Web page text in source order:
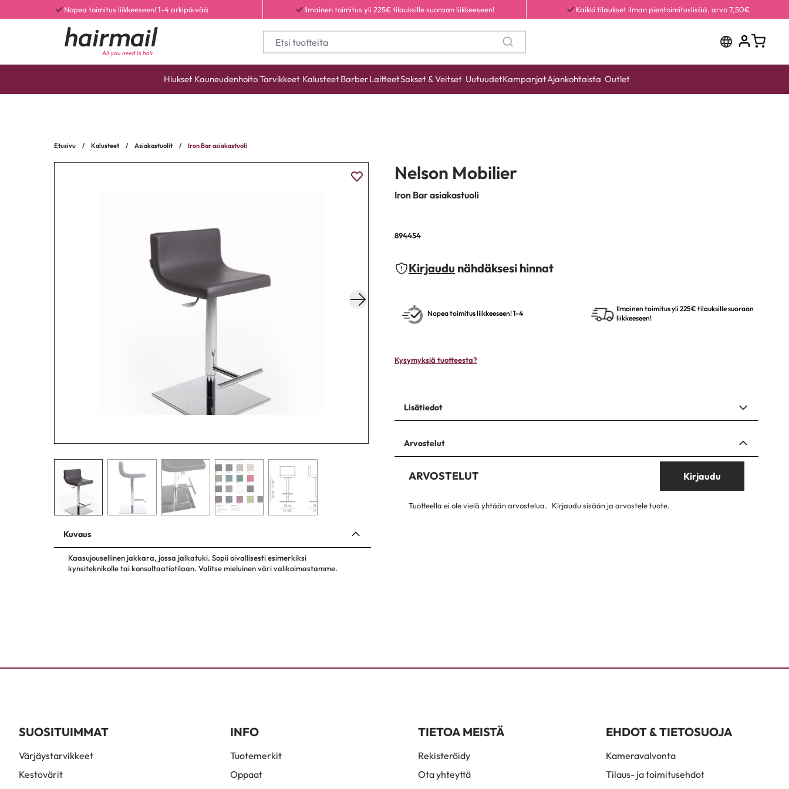
Nopea toimitus liikkeeseen! 1-4 arkipäivää Ilmainen toimitus yli 225€ tilauksille suoraan liikkeeseen! Kaikki tilaukset ilman pientoimituslisää, arvo 7,50€
Hiukset KauneudenhoitoTarvikkeet KalusteetBarberLaitteetSakset & Veitset UutuudetKampanjatAjankohtaista Outlet
Etusivu / Kalusteet / Asiakastuolit / Iron Bar asiakastuoli
Kuvaus
Kaasujousellinen jakkara, jossa jalkatuki. Sopii oivallisesti esimerkiksi
kynsiteknikolle tai konsultaatiotilaan. Valitse mieluinen väri valikoimastamme.
Nelson Mobilier
Iron Bar asiakastuoli
894454
Kirjaudu nähdäksesi hinnat
Nopea toimitus liikkeeseen! 1-4
Ilmainen toimitus yli 225€ tilauksille suoraan
liikkeeseen!
Kysymyksiä tuotteesta?
Lisätiedot
Arvostelut
ARVOSTELUT Kirjaudu
Tuotteella ei ole vielä yhtään arvostelua. Kirjaudu sisään ja arvostele tuote.
SUOSITUIMMAT
Värjäystarvikkeet
Kestovärit
INFO
Tuotemerkit
Oppaat
TIETOA MEISTÄ
Rekisteröidy
Ota yhteyttä
EHDOT & TIETOSUOJA
Kameravalvonta
Tilaus- ja toimitusehdot